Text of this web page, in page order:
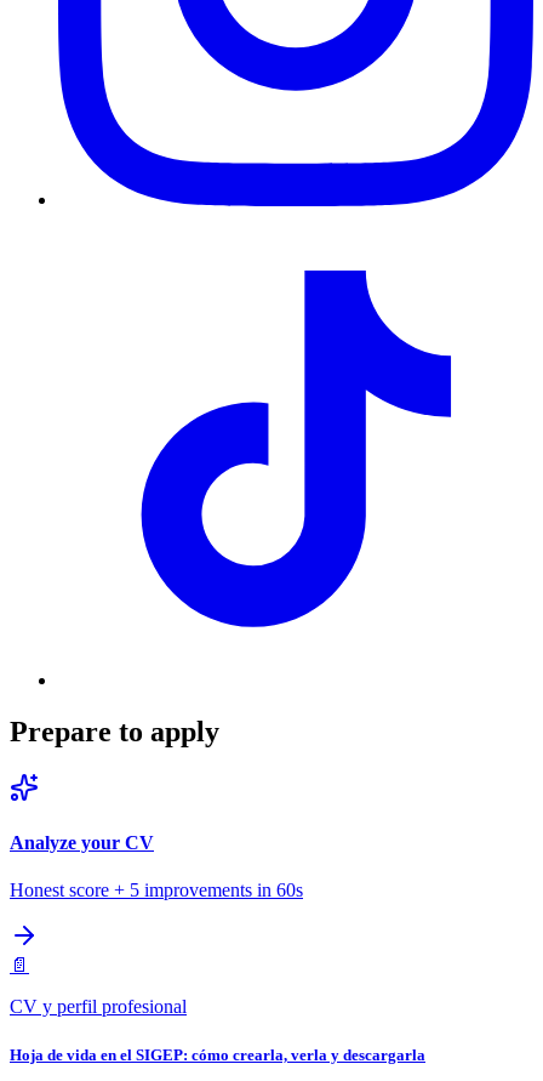
Prepare to apply
Analyze your CV
Honest score + 5 improvements in 60s
📄
CV y perfil profesional
Hoja de vida en el SIGEP: cómo crearla, verla y descargarla